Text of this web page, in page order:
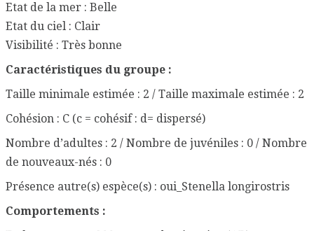
Etat de la mer : Belle
Etat du ciel : Clair
Visibilité : Très bonne
Caractéristiques du groupe :
Taille minimale estimée : 2 / Taille maximale estimée : 2
Cohésion : C (c = cohésif : d= dispersé)
Nombre d’adultes : 2 / Nombre de juvéniles : 0 / Nombre
de nouveaux-nés : 0
Présence autre(s) espèce(s) : oui_Stenella longirostris
Comportements :